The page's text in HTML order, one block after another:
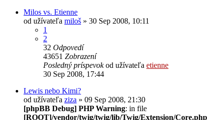
Milos vs. Etienne
od užívateľa miloš » 30 Sep 2008, 10:11
1
2
32 Odpovedí
43651 Zobrazení
Posledný príspevokod užívateľa etienne
30 Sep 2008, 17:44
Lewis nebo Kimi?
od užívateľa ziza » 09 Sep 2008, 21:30
[phpBB Debug] PHP Warning: in file
[ROOT]/vendor/twig/twig/lib/Twig/Extension/Core.php